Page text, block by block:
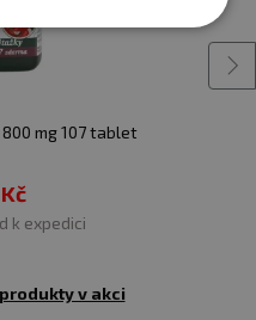
mg 107 tablet
k expedici
v akci